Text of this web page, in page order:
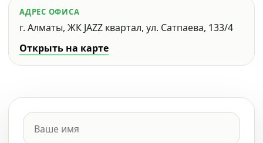
АДРЕС ОФИСА
г. Алматы, ЖК JAZZ квартал, ул. Сатпаева, 133/4
Открыть на карте